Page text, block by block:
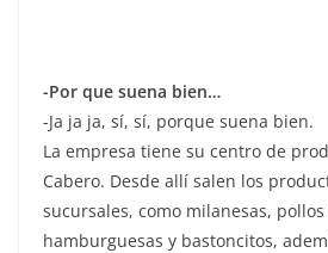
-Por que suena bien…
-Ja ja ja, sí, sí, porque suena bien.
La empresa tiene su centro de
Cabero. Desde allí salen los
sucursales, como milanesas,
hamburguesas y bastoncitos,